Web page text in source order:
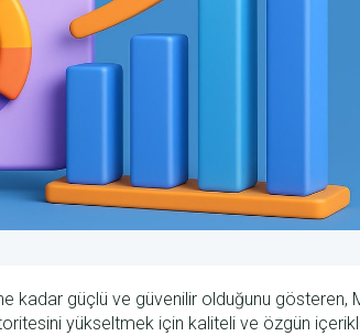
kadar güçlü ve güvenilir olduğunu gösteren,
yükseltmek için kaliteli ve özgün